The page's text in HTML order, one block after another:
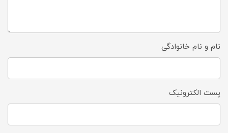
نام و نام خانوادگی
پست الکترونیک